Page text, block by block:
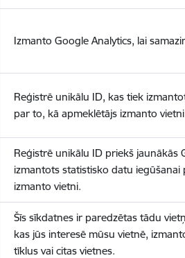
Izmanto Google Analytics, lai
Reģistrē unikālu ID, kas tiek
par to, kā apmeklētājs izmanto
Reģistrē unikālu ID priekš jaunākās
izmantots statistisko datu iegūšanai
izmanto vietni.
Šīs sīkdatnes ir paredzētas tādu
kas jūs interesē mūsu vietnē,
tīklus vai citas vietnes.